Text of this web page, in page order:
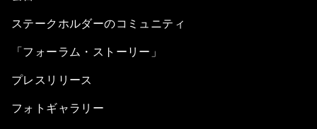
ステークホルダーのコミュニティ
「フォーラム・ストーリー」
プレスリリース
フォトギャラリー